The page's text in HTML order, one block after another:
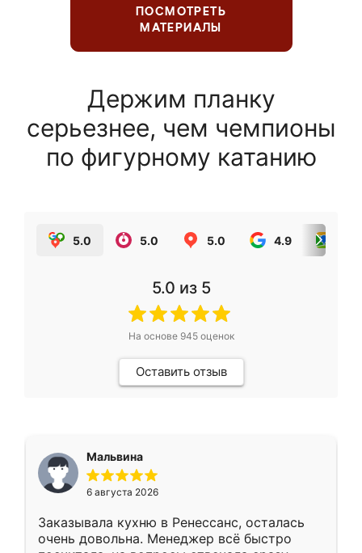
ПОСМОТРЕТЬ
МАТЕРИАЛЫ
Держим планку
серьезнее, чем чемпионы
по фигурному катанию
5.0 5.0 5.0 4.9
5.0 из 5
На основе 945оценок
Оставить отзыв
Мальвина
6 августа 2026
Заказывала кухню в Ренессанс, осталась
очень довольна. Менеджер всё быстро